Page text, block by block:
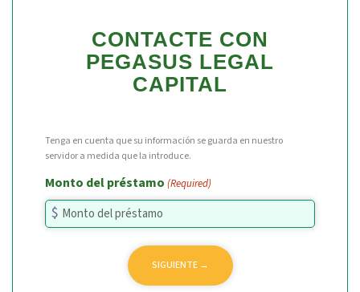
CONTACTE CON
PEGASUS LEGAL
CAPITAL
Tenga en cuenta que su información se guarda en nuestro
servidor a medida que la introduce.
Monto del préstamo (Required)